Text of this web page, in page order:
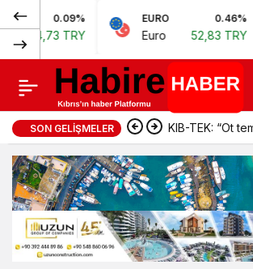
0.09%
TRY
EURO 0.46%
Euro 52,83 TRY
SON GELIŞMELER KIB-TEK: “Ot
iddialar doğru
MDP Başkanı
Büsküvütçü yeni
müşavir yaratılmasını
eleştirdi